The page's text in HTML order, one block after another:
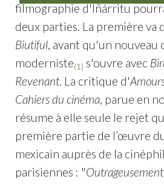
filmographie d'Iñárritu
deux parties. La première va
Biutiful, avant qu'un nouveau
moderniste(1) s'ouvre avec
Revenant. La critique d'
Cahiers du cinéma, parue en
résume à elle seule le rejet
première partie de l’œuvre
mexicain auprès de la
parisiennes : "